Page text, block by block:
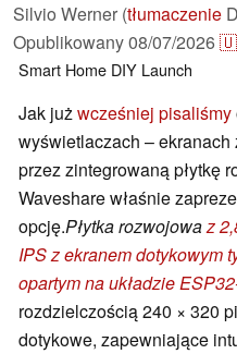
Silvio Werner (tłumaczenie
Opublikowany08/07/2026
Smart Home DIY Launch
Jak jużwcześniej pisaliśmy
wyświetlaczach –
przez zintegrowaną płytkę
Waveshare właśnie
opcję.Płytka rozwojowaz
IPS z ekranem dotykowym
opartym na układzie
rozdzielczością 240 × 320
dotykowe, zapewniające